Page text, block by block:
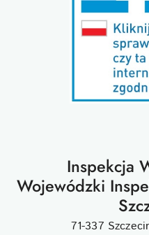
Inspekcja
Wojewódzki
71-337